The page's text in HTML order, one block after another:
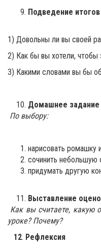
Подведение итогов
1) Довольны ли вы своей
2) Как бы вы хотели, чтобы
3) Какими словами вы бы
Домашнее задание
По выбору:
нарисовать ромашку
сочинить небольшую
придумать другую
Выставление
Как вы считаете, какую
уроке? Почему?
12. Рефлексия